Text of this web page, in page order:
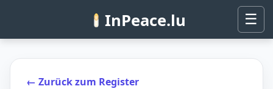
InPeace.lu ☰
← Zurück zum Register